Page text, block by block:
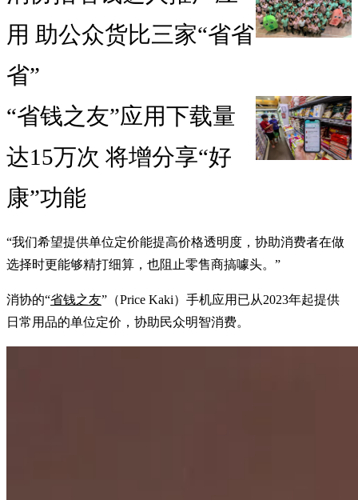
用 助公众货比三家“省省
省”
“省钱之友”应用下载量
达15万次 将增分享“好
康”功能
“我们希望提供单位定价能提高价格透明度，协助消费者在做
选择时更能够精打细算，也阻止零售商搞噱头。”
消协的“省钱之友”（Price Kaki）手机应用已从2023年起提供
日常用品的单位定价，协助民众明智消费。